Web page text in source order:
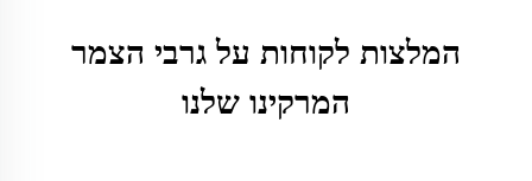
המלצות לקוחות על גרבי הצמר
המרקינו שלנו